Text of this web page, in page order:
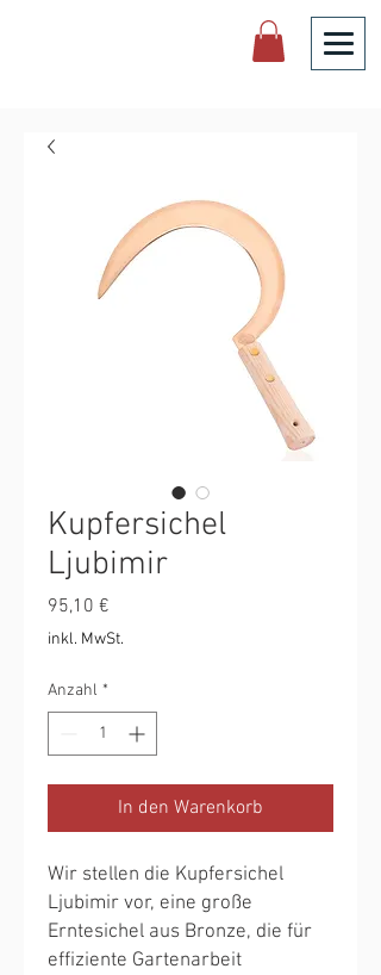
Kupfersichel
Ljubimir
95,10 €
inkl. MwSt.
Anzahl *
In den Warenkorb
Wir stellen die Kupfersichel
Ljubimir vor, eine große
Erntesichel aus Bronze, die für
effiziente Gartenarbeit